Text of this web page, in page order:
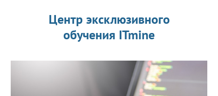
Центр эксклюзивного
обучения ITmine